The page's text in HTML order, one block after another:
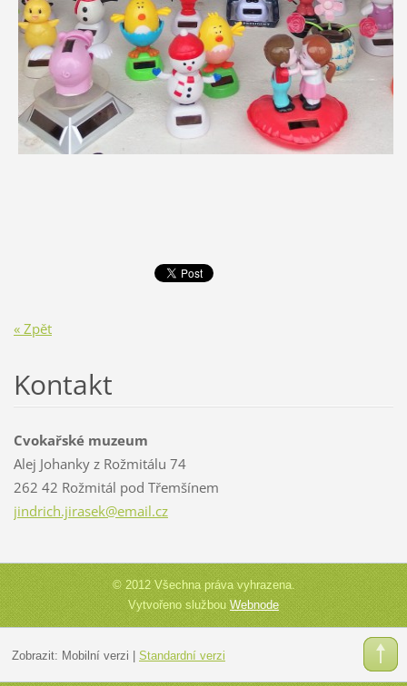
« Zpět
Kontakt
Cvokařské muzeum
Alej Johanky z Rožmitálu 74
262 42 Rožmitál pod Třemšínem
jindrich.jirasek@email.cz
© 2012 Všechna práva vyhrazena.
Vytvořeno službouWebnode
Zobrazit: Mobilní verzi Standardní verzi